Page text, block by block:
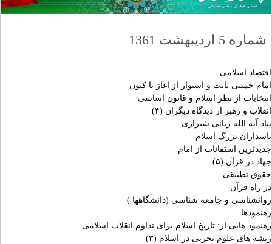
شماره 5 اردیبهشت 1361
اقتصاد اسلامی
امام خمینی ثابت و استوار از اغاز تا کنون
انتخابات از نظر اسلام و قانون اساسی
انقلاب و رهبر از دیدگاه دیگران (۴)
بیاد آیه الله ربانی شیرازی…
پاسداران بزرگ اسلام
جدیدترین استفائات از امام
جهاد در قرآن (۵)
حقوق تطبیقی
در راه قرآن
روانشناسی و جامعه شناسی (دانشگاهها )
رهنمودها
رهنمود هایی از: تاریخ اسلام برای تداوم انقلاب اسلامی
ریشه های علوم تجربی در اسلام (۳)